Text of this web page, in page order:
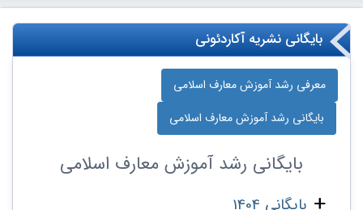
بایگانی نشریه آکاردئونی
معرفی رشد آموزش معارف اسلامی
بایگانی رشد آموزش معارف اسلامی
بایگانی رشد آموزش معارف اسلامی
بایگانی 1404